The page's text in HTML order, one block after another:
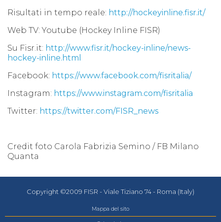
Risultati in tempo reale: http://hockeyinline.fisr.it/
Web TV: Youtube (Hockey Inline FISR)
Su Fisr.it: http://www.fisr.it/hockey-inline/news-
hockey-inline.html
Facebook: https://www.facebook.com/fisritalia/
Instagram: https://www.instagram.com/fisritalia
Twitter: https://twitter.com/FISR_news
Credit foto Carola Fabrizia Semino / FB Milano
Quanta
Copyright ©2009 FISR - Viale Tiziano 74 - Roma (Italy)
Mappa del sito